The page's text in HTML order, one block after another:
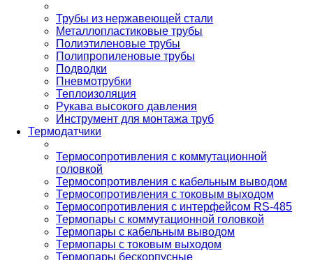
Трубы из нержавеющей стали
Металлопластиковые трубы
Полиэтиленовые трубы
Полипропиленовые трубы
Подводки
Пневмотрубки
Теплоизоляция
Рукава высокого давления
Инструмент для монтажа труб
Термодатчики
Термосопротивления с коммутационной
головкой
Термосопротивления с кабельным выводом
Термосопротивления с токовым выходом
Термосопротивления с интерфейсом RS-485
Термопары с коммутационной головкой
Термопары с кабельным выводом
Термопары с токовым выходом
Термопары бескорпусные